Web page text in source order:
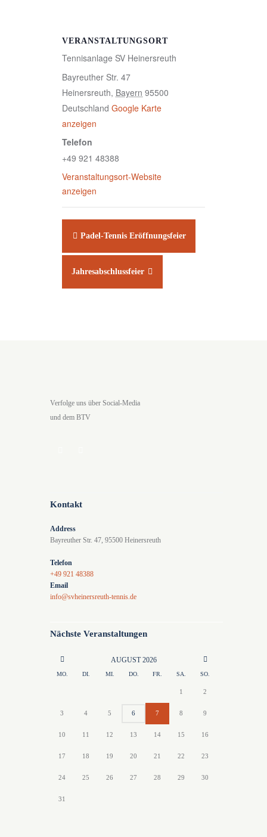
VERANSTALTUNGSORT
Tennisanlage SV Heinersreuth
Bayreuther Str. 47
Heinersreuth, Bayern 95500
Deutschland Google Karte
anzeigen
Telefon
+49 921 48388
Veranstaltungsort-Website
anzeigen
Padel-Tennis Eröffnungsfeier
Jahresabschlussfeier
Verfolge uns über Social-Media
und dem BTV
Kontakt
Address
Bayreuther Str. 47, 95500 Heinersreuth
Telefon
+49 921 48388
Email
info@svheinersreuth-tennis.de
Nächste Veranstaltungen
AUGUST2026
MO. DI. MI. DO. FR. SA. SO.
1 2
3 4 5 6 7 8 9
10 11 12 13 14 15 16
17 18 19 20 21 22 23
24 25 26 27 28 29 30
31